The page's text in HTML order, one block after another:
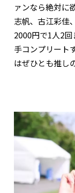
ァンなら絶対に
志帆、古江彩佳
2000円で1人2
手コンプリート
はぜひとも推し